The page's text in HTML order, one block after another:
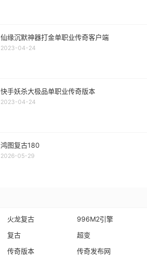
仙缘沉默神器打金单职业传奇客户端
2023-04-24
快手妖杀大极品单职业传奇版本
2023-04-24
鸿图复古180
2026-05-29
火龙复古
996M2引擎
复古
超变
传奇版本
传奇发布网